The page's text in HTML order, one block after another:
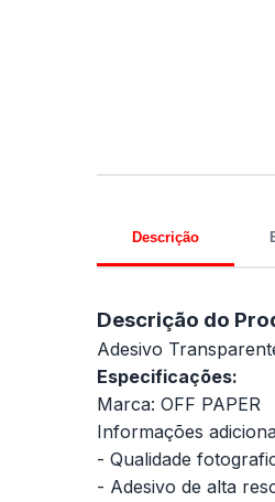
Descrição
Descrição do
Adesivo
Especificações:
Marca: OFF PAPER
Informações
- Qualidade
- Adesivo de alta